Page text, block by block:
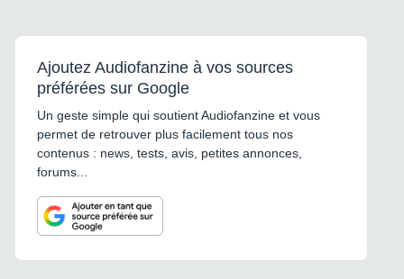
Ajoutez Audiofanzine à vos sources
préférées sur Google
Un geste simple qui soutient Audiofanzine et vous
permet de retrouver plus facilement tous nos
contenus : news, tests, avis, petites annonces,
forums...